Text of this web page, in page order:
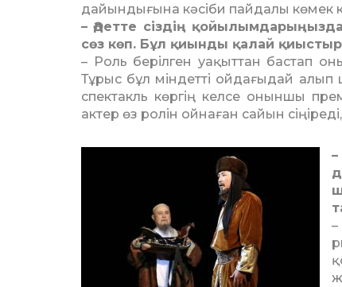
дайындығына кәсіби пайдалы көмек
– Әдетте сіздің
сөз көп. Бұл қиынды қалай
– Роль берілген уақыттан бас­тап
Тұрыс бұл міндетті ойдағыдай
спек­такль көргің келсе оныншы
актер өз ро­лін ойнаған сайын